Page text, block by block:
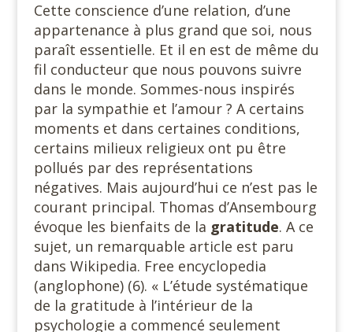
Cette conscience d’une relation, d’une
appartenance à plus grand que soi, nous
paraît essentielle. Et il en est de même du
fil conducteur que nous pouvons suivre
dans le monde. Sommes-nous inspirés
par la sympathie et l’amour ? A certains
moments et dans certaines conditions,
certains milieux religieux ont pu être
pollués par des représentations
négatives. Mais aujourd’hui ce n’est pas le
courant principal. Thomas d’Ansembourg
évoque les bienfaits de la gratitude. A ce
sujet, un remarquable article est paru
dans Wikipedia. Free encyclopedia
(anglophone) (6). « L’étude systématique
de la gratitude à l’intérieur de la
psychologie a commencé seulement